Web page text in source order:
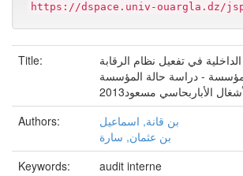
https://dspace.univ-ouargla.dz/
Title:
في تفعيل نظام الرقابة
- دراسة حالة المؤسسة
Authors:
بن قانة, اسماعيل
بن عثمان, سارة
Keywords:
audit interne